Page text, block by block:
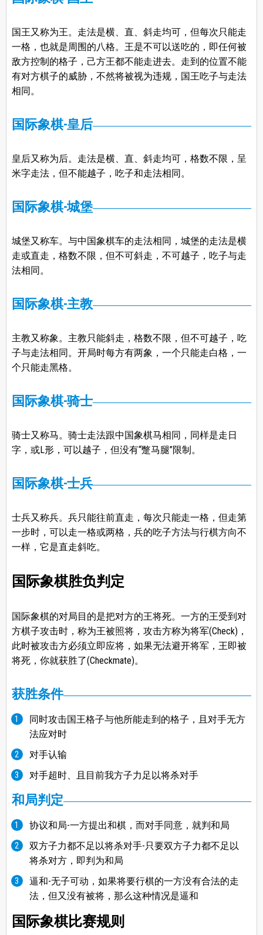
国王又称为王。走法是横、直、斜走均可，但每次只能走
一格，也就是周围的八格。王是不可以送吃的，即任何被
敌方控制的格子，己方王都不能走进去。走到的位置不能
有对方棋子的威胁，不然将被视为违规，国王吃子与走法
相同。
国际象棋-皇后
皇后又称为后。走法是横、直、斜走均可，格数不限，呈
米字走法，但不能越子，吃子和走法相同。
国际象棋-城堡
城堡又称车。与中国象棋车的走法相同，城堡的走法是横
走或直走，格数不限，但不可斜走，不可越子，吃子与走
法相同。
国际象棋-主教
主教又称象。主教只能斜走，格数不限，但不可越子，吃
子与走法相同。开局时每方有两象，一个只能走白格，一
个只能走黑格。
国际象棋-骑士
骑士又称马。骑士走法跟中国象棋马相同，同样是走日
字，或L形，可以越子，但没有“蹩马腿”限制。
国际象棋-士兵
士兵又称兵。兵只能往前直走，每次只能走一格，但走第
一步时，可以走一格或两格，兵的吃子方法与行棋方向不
一样，它是直走斜吃。
国际象棋胜负判定
国际象棋的对局目的是把对方的王将死。一方的王受到对
方棋子攻击时，称为王被照将，攻击方称为将军(Check)，
此时被攻击方必须立即应将，如果无法避开将军，王即被
将死，你就获胜了(Checkmate)。
获胜条件
同时攻击国王格子与他所能走到的格子，且对手无方
法应对时
对手认输
对手超时、且目前我方子力足以将杀对手
和局判定
协议和局-一方提出和棋，而对手同意，就判和局
双方子力都不足以将杀对手-只要双方子力都不足以
将杀对方，即判为和局
逼和-无子可动，如果将要行棋的一方没有合法的走
法，但又没有被将，那么这种情况是逼和
国际象棋比赛规则